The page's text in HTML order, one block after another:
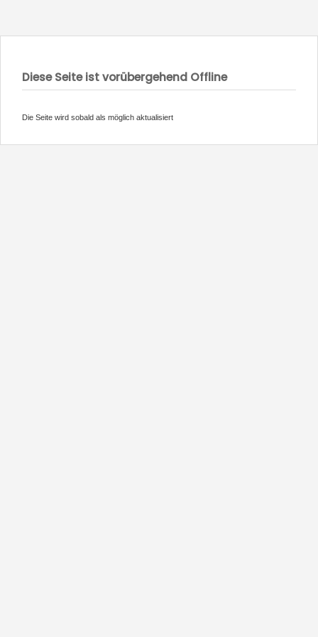
Diese Seite ist vorübergehend Offline
Die Seite wird sobald als möglich aktualisiert